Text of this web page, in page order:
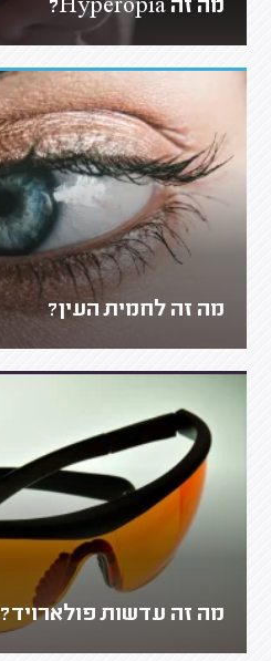
מה זה Hyperopia?
מה זה לחמית העין?
מה זה עדשות פולארויד?